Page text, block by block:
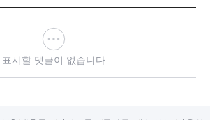
표시할 댓글이 없습니다